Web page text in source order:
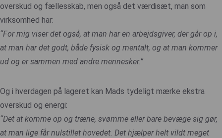
overskud og fællesskab, men også det værdisæt, man som
virksomhed har:
“For mig viser det også, at man har en arbejdsgiver, der går op i,
at man har det godt, både fysisk og mentalt, og at man kommer
ud og er sammen med andre mennesker.”
Og i hverdagen på lageret kan Mads tydeligt mærke ekstra
overskud og energi:
“Det at komme op og træne, svømme eller bare bevæge sig gør,
at man lige får nulstillet hovedet. Det hjælper helt vildt meget